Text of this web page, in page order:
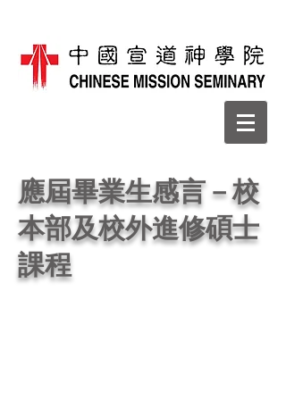
應屆畢業生感言－校
本部及校外進修碩士
課程